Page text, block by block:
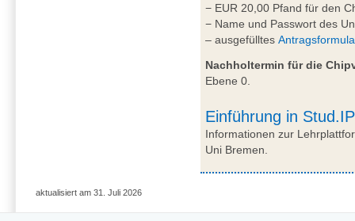
− EUR 20,00 Pfand für den
− Name und Passwort des
– ausgefülltes
Nachholtermin für die
Ebene 0.
Einführung in Stud.IP
Informationen zur
Uni Bremen.
aktualisiert am 31. Juli 2026